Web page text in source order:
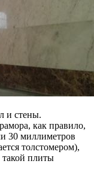
и стены.
как правило,
30 миллиметров
толстомером),
плиты